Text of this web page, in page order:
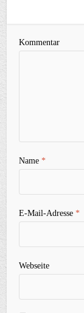
Kommentar
Name*
E-Mail-Adresse*
Webseite